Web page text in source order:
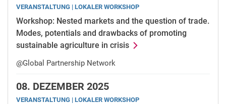
VERANSTALTUNG | LOKALER WORKSHOP
Workshop: Nested markets and the question of trade.
Modes, potentials and drawbacks of promoting
sustainable agriculture in crisis
@Global Partnership Network
08. DEZEMBER 2025
VERANSTALTUNG | LOKALER WORKSHOP